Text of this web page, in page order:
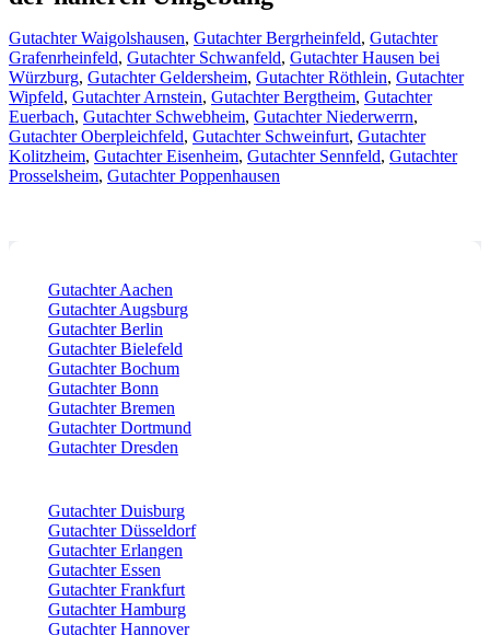
Gutachter Waigolshausen, Gutachter Bergrheinfeld, Gutachter
Grafenrheinfeld, Gutachter Schwanfeld, Gutachter Hausen bei
Würzburg, Gutachter Geldersheim, Gutachter Röthlein, Gutachter
Wipfeld, Gutachter Arnstein, Gutachter Bergtheim, Gutachter
Euerbach, Gutachter Schwebheim, Gutachter Niederwerrn,
Gutachter Oberpleichfeld, Gutachter Schweinfurt, Gutachter
Kolitzheim, Gutachter Eisenheim, Gutachter Sennfeld, Gutachter
Prosselsheim, Gutachter Poppenhausen
Gutachter Aachen
Gutachter Augsburg
Gutachter Berlin
Gutachter Bielefeld
Gutachter Bochum
Gutachter Bonn
Gutachter Bremen
Gutachter Dortmund
Gutachter Dresden
Gutachter Duisburg
Gutachter Düsseldorf
Gutachter Erlangen
Gutachter Essen
Gutachter Frankfurt
Gutachter Hamburg
Gutachter Hannover